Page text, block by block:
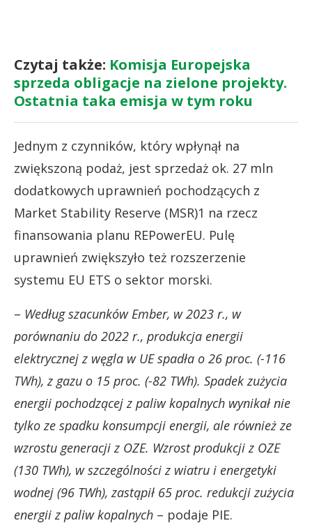
Czytaj także: Komisja Europejska
sprzeda obligacje na zielone projekty.
Ostatnia taka emisja w tym roku
Jednym z czynników, który wpłynął na
zwiększoną podaż, jest sprzedaż ok. 27 mln
dodatkowych uprawnień pochodzących z
Market Stability Reserve (MSR)1 na rzecz
finansowania planu REPowerEU. Pulę
uprawnień zwiększyło też rozszerzenie
systemu EU ETS o sektor morski.
– Według szacunków Ember, w 2023 r., w
porównaniu do 2022 r., produkcja energii
elektrycznej z węgla w UE spadła o 26 proc. (-116
TWh), z gazu o 15 proc. (-82 TWh). Spadek zużycia
energii pochodzącej z paliw kopalnych wynikał nie
tylko ze spadku konsumpcji energii, ale również ze
wzrostu generacji z OZE. Wzrost produkcji z OZE
(130 TWh), w szczególności z wiatru i energetyki
wodnej (96 TWh), zastąpił 65 proc. redukcji zużycia
energii z paliw kopalnych – podaje PIE.